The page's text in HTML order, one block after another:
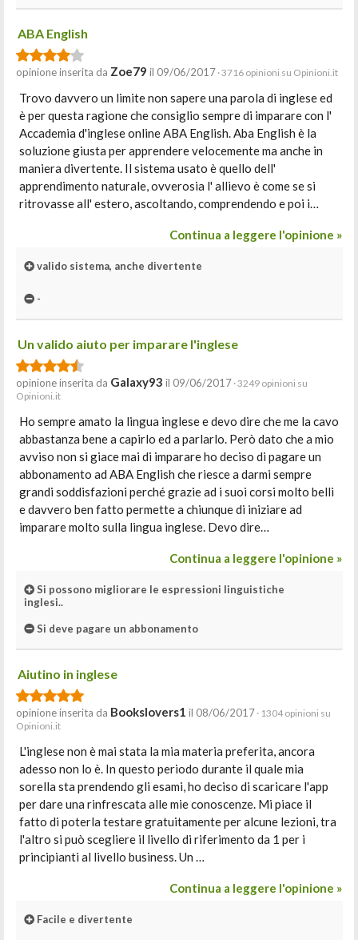
ABA English
opinione inserita da Zoe79 il 09/06/2017 · 3716 opinioni su Opinioni.it
Trovo davvero un limite non sapere una parola di inglese ed
è per questa ragione che consiglio sempre di imparare con l'
Accademia d'inglese online ABA English. Aba English è la
soluzione giusta per apprendere velocemente ma anche in
maniera divertente. Il sistema usato è quello dell'
apprendimento naturale, ovverosia l' allievo è come se si
ritrovasse all' estero, ascoltando, comprendendo e poi i…
Continua a leggere l'opinione »
valido sistema, anche divertente
-
Un valido aiuto per imparare l'inglese
opinione inserita da Galaxy93 il 09/06/2017 · 3249 opinioni su
Opinioni.it
Ho sempre amato la lingua inglese e devo dire che me la cavo
abbastanza bene a capirlo ed a parlarlo. Però dato che a mio
avviso non si giace mai di imparare ho deciso di pagare un
abbonamento ad ABA English che riesce a darmi sempre
grandi soddisfazioni perché grazie ad i suoi corsi molto belli
e davvero ben fatto permette a chiunque di iniziare ad
imparare molto sulla lingua inglese. Devo dire…
Continua a leggere l'opinione »
Si possono migliorare le espressioni linguistiche
inglesi..
Si deve pagare un abbonamento
Aiutino in inglese
opinione inserita da Bookslovers1 il 08/06/2017 · 1304 opinioni su
Opinioni.it
L'inglese non è mai stata la mia materia preferita, ancora
adesso non lo è. In questo periodo durante il quale mia
sorella sta prendendo gli esami, ho deciso di scaricare l'app
per dare una rinfrescata alle mie conoscenze. Mi piace il
fatto di poterla testare gratuitamente per alcune lezioni, tra
l'altro si può scegliere il livello di riferimento da 1 per i
principianti al livello business. Un …
Continua a leggere l'opinione »
Facile e divertente